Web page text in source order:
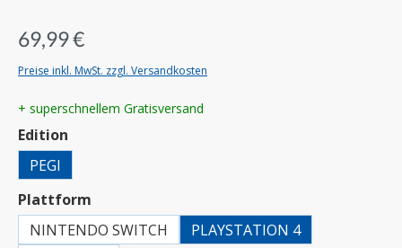
69,99 €
Preise inkl. MwSt. zzgl. Versandkosten
+ superschnellem Gratisversand
Edition
PEGI
Plattform
NINTENDO SWITCH
PLAYSTATION 4